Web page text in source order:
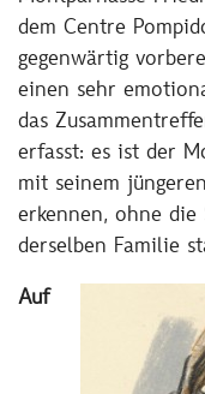
dem Centre
gegenwärtig
einen sehr
das
erfasst: es ist der
mit seinem
erkennen, ohne die
derselben Familie
Auf